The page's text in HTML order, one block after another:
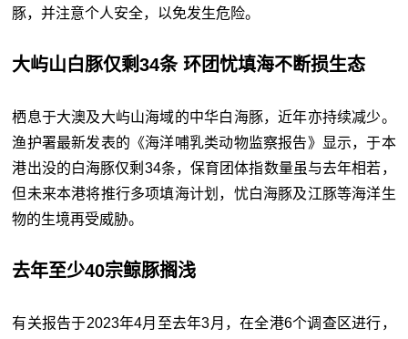
豚，并注意个人安全，以免发生危险。
大屿山白豚仅剩34条 环团忧填海不断损生态
栖息于大澳及大屿山海域的中华白海豚，近年亦持续减少。
渔护署最新发表的《海洋哺乳类动物监察报告》显示，于本
港出没的白海豚仅剩34条，保育团体指数量虽与去年相若，
但未来本港将推行多项填海计划，忧白海豚及江豚等海洋生
物的生境再受威胁。
去年至少40宗鲸豚搁浅
有关报告于2023年4月至去年3月，在全港6个调查区进行，